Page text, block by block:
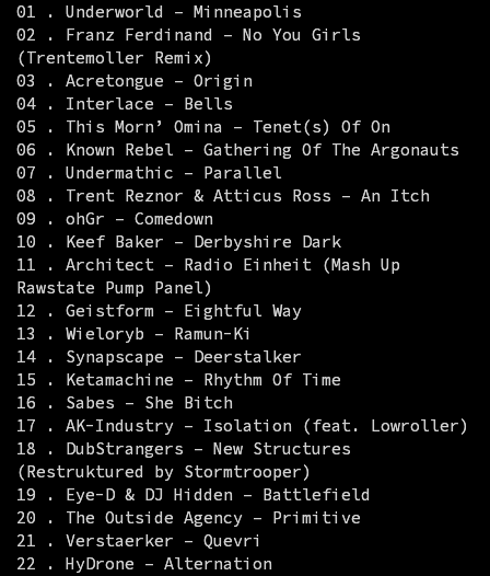
01 . Underworld – Minneapolis
02 . Franz Ferdinand – No You Girls
(Trentemoller Remix)
03 . Acretongue – Origin
04 . Interlace – Bells
05 . This Morn’ Omina – Tenet(s) Of On
06 . Known Rebel – Gathering Of The Argonauts
07 . Undermathic – Parallel
08 . Trent Reznor & Atticus Ross – An Itch
09 . ohGr – Comedown
10 . Keef Baker – Derbyshire Dark
11 . Architect – Radio Einheit (Mash Up
Rawstate Pump Panel)
12 . Geistform – Eightful Way
13 . Wieloryb – Ramun-Ki
14 . Synapscape – Deerstalker
15 . Ketamachine – Rhythm Of Time
16 . Sabes – She Bitch
17 . AK-Industry – Isolation (feat. Lowroller)
18 . DubStrangers – New Structures
(Restruktured by Stormtrooper)
19 . Eye-D & DJ Hidden – Battlefield
20 . The Outside Agency – Primitive
21 . Verstaerker – Quevri
22 . HyDrone – Alternation